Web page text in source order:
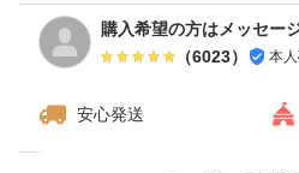
購入希望の方はメッセー
（6023） 本
安心発送